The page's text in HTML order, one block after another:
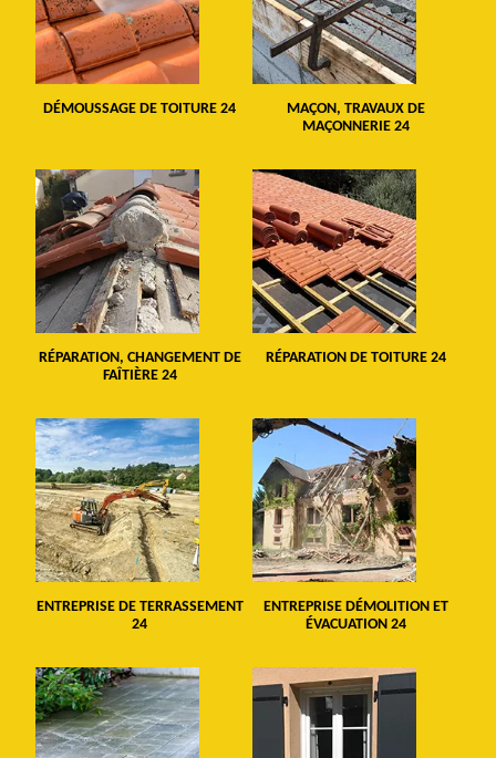
DÉMOUSSAGE DE TOITURE 24
MAÇON, TRAVAUX DE
MAÇONNERIE 24
RÉPARATION, CHANGEMENT DE
FAÎTIÈRE 24
RÉPARATION DE TOITURE 24
ENTREPRISE DE TERRASSEMENT
24
ENTREPRISE DÉMOLITION ET
ÉVACUATION 24